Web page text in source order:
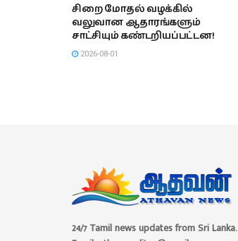
சிறை மோதல் வழக்கில்
வலுவான ஆதாரங்களும்
சாட்சியும் கண்டறியப்பட்டன!
2026-08-01
24/7 Tamil news updates from Sri Lanka.